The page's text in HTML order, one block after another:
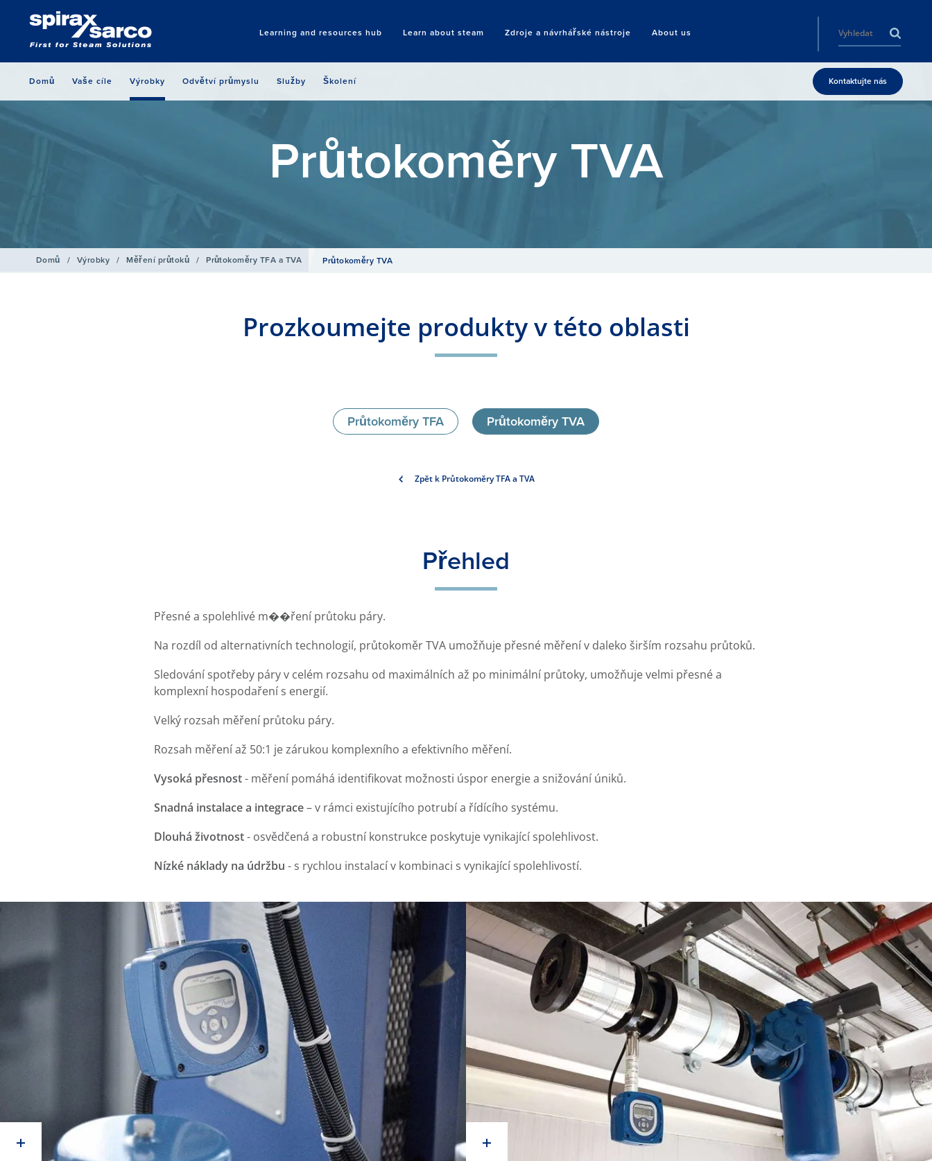
Learning and resources hub Learn about steam Zdroje a návrhářské nástroje About us
Search
Domů Vaše cíle Výrobky Odvětví průmyslu Služby Školení Kontaktujte nás
Průtokoměry TVA
Domů / Výrobky / Měření průtoků / Průtokoměry TFA a TVA Průtokoměry TVA
Prozkoumejte produkty v této oblasti
Průtokoměry TFA Průtokoměry TVA
Zpět k Průtokoměry TFA a TVA
Přehled
Přesné a spolehlivé m��ření průtoku páry.
Na rozdíl od alternativních technologií, průtokoměr TVA umožňuje přesné měření v daleko širším rozsahu průtoků.
Sledování spotřeby páry v celém rozsahu od maximálních až po minimální průtoky, umožňuje velmi přesné a
komplexní hospodaření s energií.
Velký rozsah měření průtoku páry.
Rozsah měření až 50:1 je zárukou komplexního a efektivního měření.
Vysoká přesnost- měření pomáhá identifikovat možnosti úspor energie a snižování úniků.
Snadná instalace a integrace– v rámci existujícího potrubí a řídícího systému.
Dlouhá životnost- osvědčená a robustní konstrukce poskytuje vynikající spolehlivost.
Nízké náklady na údržbu - s rychlou instalací v kombinaci s vynikající spolehlivostí.